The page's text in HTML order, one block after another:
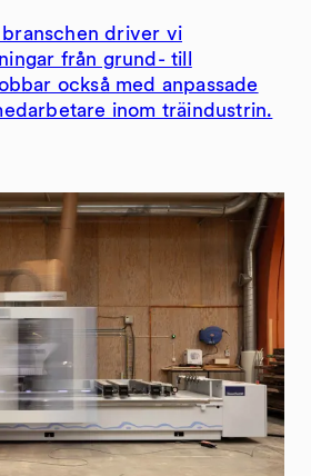
branschen driver vi
från grund- till
också med anpassade
inom träindustrin.